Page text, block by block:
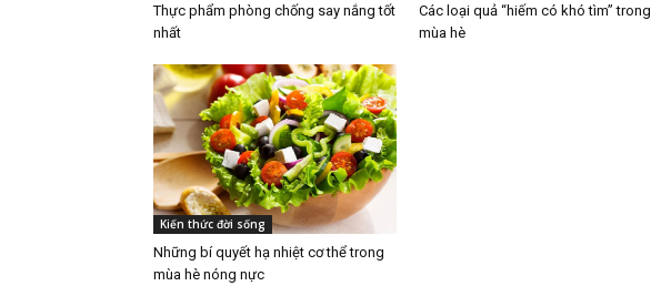
Thực phẩm phòng chống say nắng tốt
nhất
Các loại quả “hiếm có khó tìm” trong
mùa hè
Kiến thức đời sống
Những bí quyết hạ nhiệt cơ thể trong
mùa hè nóng nực